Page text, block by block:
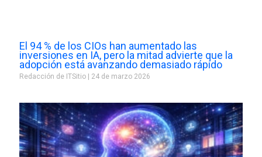
El 94 % de los CIOs han aumentado las
inversiones en IA, pero la mitad advierte que la
adopción está avanzando demasiado rápido
Redacción de ITSitio 24 de marzo 2026